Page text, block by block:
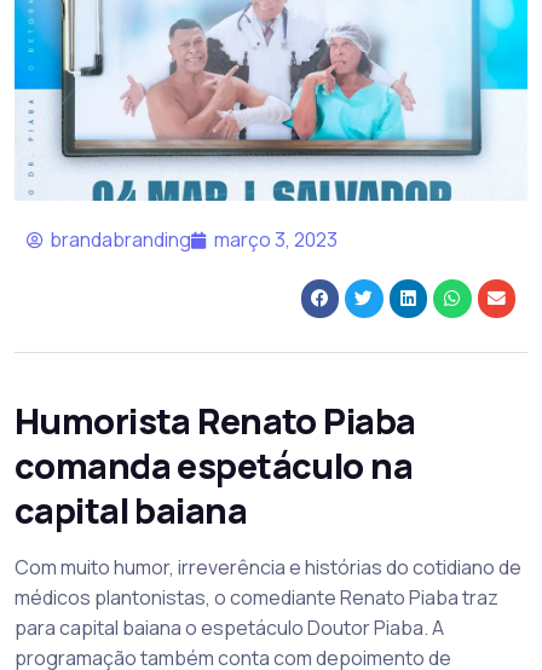
brandabranding março 3, 2023
Humorista Renato Piaba
comanda espetáculo na
capital baiana
Com muito humor, irreverência e histórias do cotidiano de
médicos plantonistas, o comediante Renato Piaba traz
para capital baiana o espetáculo Doutor Piaba. A
programação também conta com depoimento de